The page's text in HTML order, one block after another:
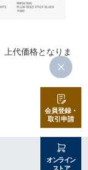
代価格となりま
会員登録・
取引申請
オンライン
ストア